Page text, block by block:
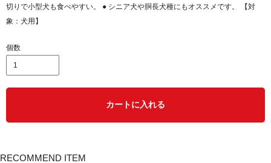
切りで小型犬も食べやすい。 ● シニア犬や胴長犬種にもオススメです。 【対
象：犬用】
個数
カートに入れる
RECOMMEND ITEM